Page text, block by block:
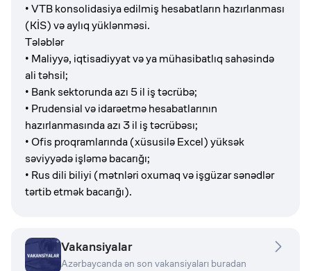
•VTB konsolidasiya edilmiş hesabatların hazırlanması
(KİS) və aylıq yüklənməsi.
Tələblər
• Maliyyə, iqtisadiyyat və ya mühasibatlıq sahəsində
ali təhsil;
• Bank sektorunda azı 5 il iş təcrübə;
• Prudensial və idarəetmə hesabatlarının
hazırlanmasında azı 3 il iş təcrübəsı;
•Ofis proqramlarında (xüsusilə Excel) yüksək
səviyyədə işləmə bacarığı;
• Rus dili biliyi (mətnləri oxumaq və işgüzar sənədlər
tərtib etmək bacarığı).
Vakansiyalar
Azərbaycanda ən son vakansiyaları buradan